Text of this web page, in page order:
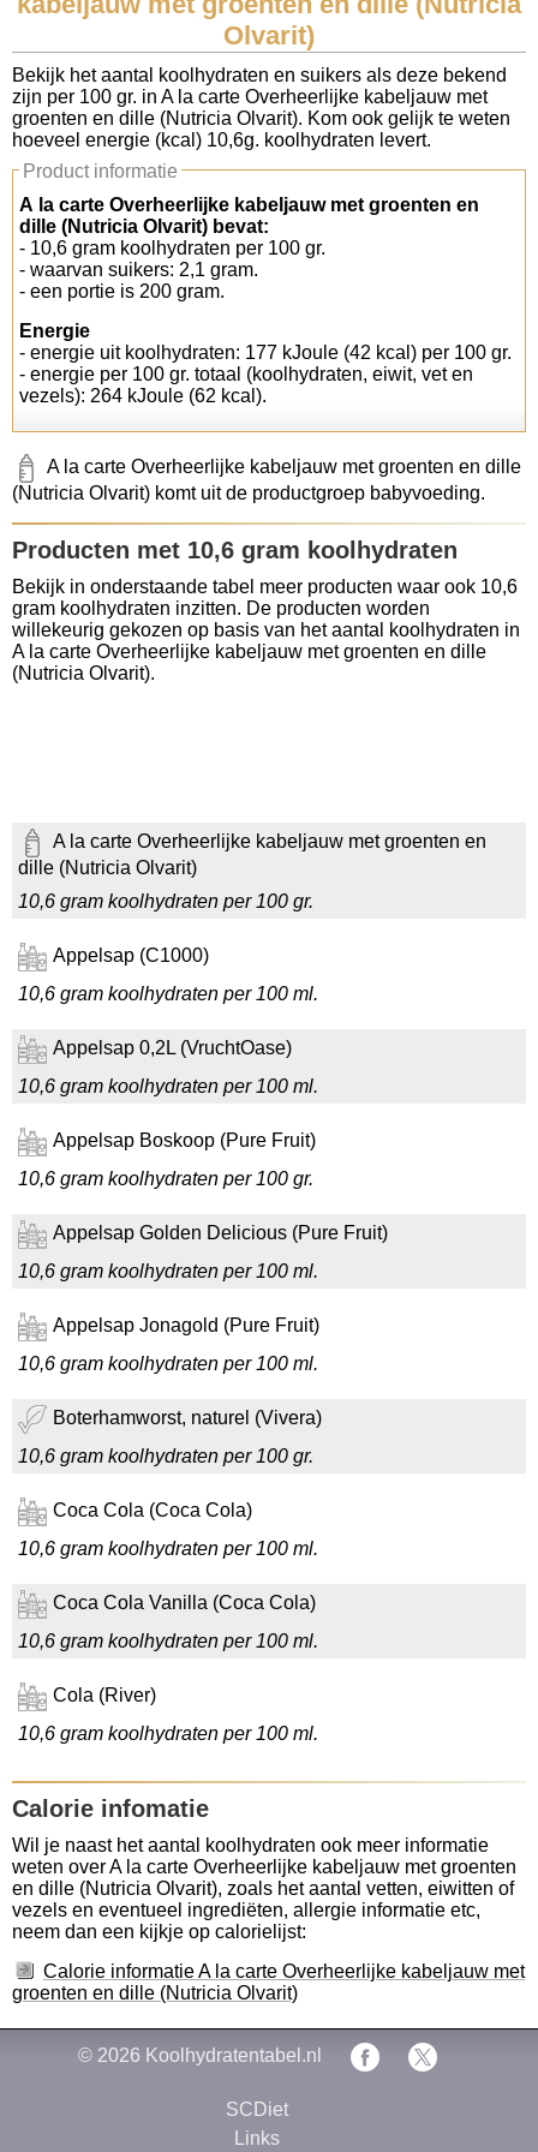
Koolhydraten tellen
Links
Olvarit)
Bekijk het aantal koolhydraten en suikers als deze bekend
zijn per 100 gr. in A la carte Overheerlijke kabeljauw met
groenten en dille (Nutricia Olvarit). Kom ook gelijk te weten
hoeveel energie (kcal) 10,6g. koolhydraten levert.
Product informatie
A la carte Overheerlijke kabeljauw met groenten en
dille (Nutricia Olvarit) bevat:
- 10,6 gram koolhydraten per 100 gr.
- waarvan suikers: 2,1 gram.
- een portie is 200 gram.
Energie
- energie uit koolhydraten: 177 kJoule (42 kcal) per 100 gr.
- energie per 100 gr. totaal (koolhydraten, eiwit, vet en
vezels): 264 kJoule (62 kcal).
A la carte Overheerlijke kabeljauw met groenten en dille
(Nutricia Olvarit) komt uit de productgroep babyvoeding.
Producten met 10,6 gram koolhydraten
Bekijk in onderstaande tabel meer producten waar ook 10,6
gram koolhydraten inzitten. De producten worden
willekeurig gekozen op basis van het aantal koolhydraten in
A la carte Overheerlijke kabeljauw met groenten en dille
(Nutricia Olvarit).
A la carte Overheerlijke kabeljauw met groenten en
dille (Nutricia Olvarit)
10,6 gram koolhydraten per 100 gr.
Appelsap (C1000)
10,6 gram koolhydraten per 100 ml.
Appelsap 0,2L (VruchtOase)
10,6 gram koolhydraten per 100 ml.
Appelsap Boskoop (Pure Fruit)
10,6 gram koolhydraten per 100 gr.
Appelsap Golden Delicious (Pure Fruit)
10,6 gram koolhydraten per 100 ml.
Appelsap Jonagold (Pure Fruit)
10,6 gram koolhydraten per 100 ml.
Boterhamworst, naturel (Vivera)
10,6 gram koolhydraten per 100 gr.
Coca Cola (Coca Cola)
10,6 gram koolhydraten per 100 ml.
Coca Cola Vanilla (Coca Cola)
10,6 gram koolhydraten per 100 ml.
Cola (River)
10,6 gram koolhydraten per 100 ml.
Calorie infomatie
Wil je naast het aantal koolhydraten ook meer informatie
weten over A la carte Overheerlijke kabeljauw met groenten
en dille (Nutricia Olvarit), zoals het aantal vetten, eiwitten of
vezels en eventueel ingrediëten, allergie informatie etc,
neem dan een kijkje op calorielijst:
Calorie informatie A la carte Overheerlijke kabeljauw met
groenten en dille (Nutricia Olvarit)
© 2026 Koolhydratentabel.nl
SCDiet
Links